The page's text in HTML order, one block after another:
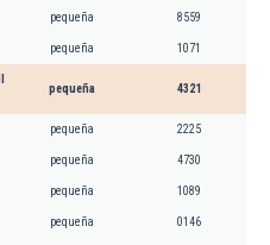
pequeña 8559
pequeña 1071
pequeña 4321
pequeña 2225
pequeña 4730
pequeña 1089
pequeña 0146